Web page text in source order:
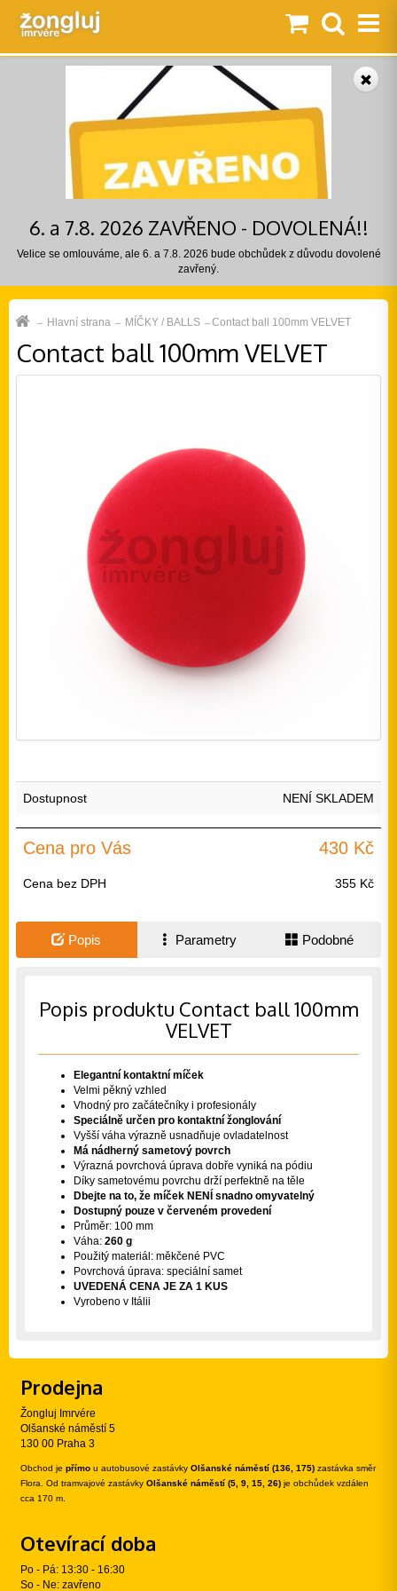
6. a 7.8. 2026 ZAVŘENO - DOVOLENÁ!!
Velice se omlouváme, ale 6. a 7.8. 2026 bude obchůdek z důvodu dovolené
zavřený.
Hlavní strana MÍČKY / BALLS Contact ball 100mm VELVET
Contact ball 100mm VELVET
Dostupnost NENÍ SKLADEM
Cena pro Vás 430 Kč
Cena bez DPH 355 Kč
Popis Parametry Podobné
Popis produktu Contact ball 100mm
VELVET
Elegantní kontaktní míček
Velmi pěkný vzhled
Vhodný pro začátečníky i profesionály
Speciálně určen pro kontaktní žonglování
Vyšší váha výrazně usnadňuje ovladatelnost
Má nádherný sametový povrch
Výrazná povrchová úprava dobře vyniká na pódiu
Díky sametovému povrchu drží perfektně na těle
Dbejte na to, že míček NENÍ snadno omyvatelný
Dostupný pouze v červeném provedení
Průměr: 100 mm
Váha: 260 g
Použitý materiál: měkčené PVC
Povrchová úprava: speciální samet
UVEDENÁ CENA JE ZA 1 KUS
Vyrobeno v Itálii
Prodejna
Žongluj Imrvére
Olšanské náměstí 5
130 00 Praha 3
Obchod je přímo u autobusové zastávky Olšanské náměstí (136, 175) zastávka směr
Flora. Od tramvajové zastávky Olšanské náměstí (5, 9, 15, 26) je obchůdek vzdálen
cca 170 m.
Otevírací doba
Po - Pá: 13:30 - 16:30
So - Ne: zavřeno